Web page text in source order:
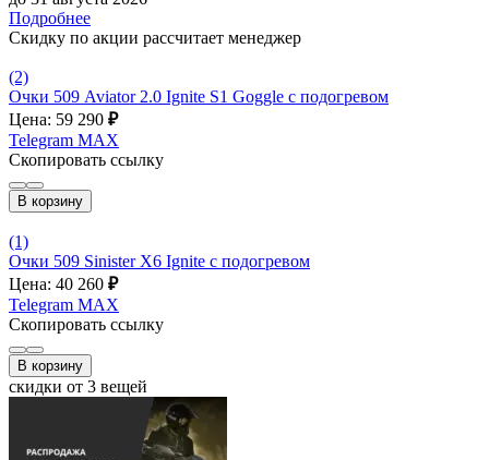
Подробнее
Скидку по акции рассчитает менеджер
(2)
Очки 509 Aviator 2.0 Ignite S1 Goggle с подогревом
Цена: 59 290 ₽
Telegram MAX
Скопировать ссылку
В корзину
(1)
Очки 509 Sinister X6 Ignite с подогревом
Цена: 40 260 ₽
Telegram MAX
Скопировать ссылку
В корзину
скидки от 3 вещей